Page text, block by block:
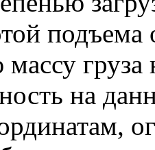
подъема
массу
на